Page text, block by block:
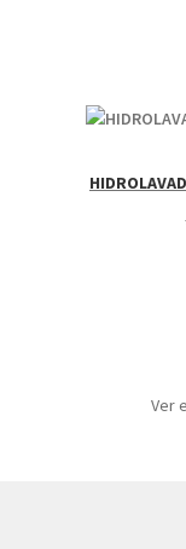
Ver